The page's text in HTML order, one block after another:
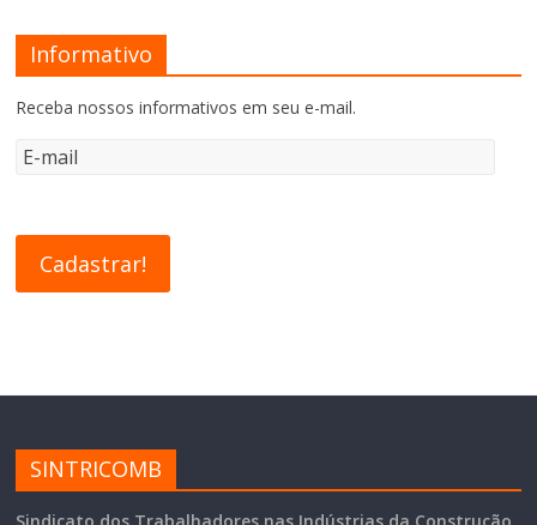
Informativo
Receba nossos informativos em seu e-mail.
SINTRICOMB